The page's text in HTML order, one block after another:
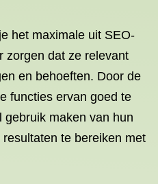
het maximale uit SEO-
zorgen dat ze relevant
en behoeften. Door de
functies ervan goed te
gebruik maken van hun
te bereiken met